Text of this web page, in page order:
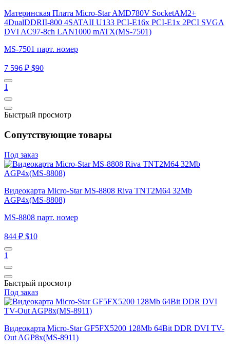
Материнская Плата Micro-Star AMD780V SocketAM2+
4DualDDRII-800 4SATAII U133 PCI-E16x PCI-E1x 2PCI SVGA
DVI AC97-8ch LAN1000 mATX(MS-7501)
MS-7501 парт. номер
7 596 ₽ $90
1
Быстрый просмотр
Сопутствующие товары
Под заказ
Видеокарта Micro-Star MS-8808 Riva TNT2M64 32Mb
AGP4x(MS-8808)
MS-8808 парт. номер
844 ₽ $10
1
Быстрый просмотр
Под заказ
Видеокарта Micro-Star GF5FX5200 128Mb 64Bit DDR DVI TV-
Out AGP8x(MS-8911)